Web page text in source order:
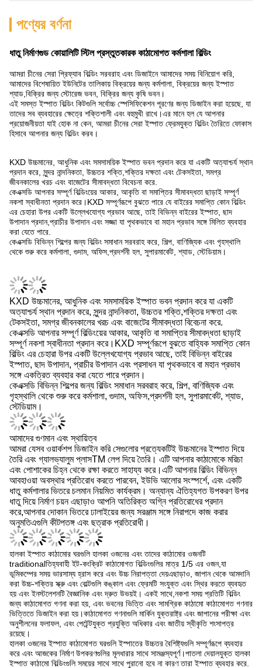
পণ্যের বর্ণনা
ধাতু নির্মাণগুড কোয়ালিটি স্টিল প্রস্তুতকারক কাঠামোগত কর্মশালা বিল্ডিং
আমরা চীনের সেরা প্রিফ্যাব বিল্ডিং সরবরাহ এবং ডিজাইনে আমাদের সময় বিনিয়োগ করি,
আমাদের বিশেষায়িত ইউনিটের তালিকায় বিক্রয়ের জন্য কর্মশালা, বিক্রয়ের জন্য ইস্পাত
শ্যাড,বিক্রির জন্য স্টোরেজ ভবন, বিক্রির জন্য কৃষি ভবন।
এই সমস্ত ইস্পাত বিল্ডিং কিটগুলি সর্বোচ্চ স্পেসিফিকেশন পূরণের জন্য ডিজাইন করা হয়েছে, যা
তাদের সব ব্যবহারের ক্ষেত্রে শক্তিশালী এবং বহুমুখী রাখে।এর মানে হল যে আপনার
প্রয়োজনীয়তা যাই হোক না কেন, আমরা চীনের সেরা ইস্পাত ফ্রেমযুক্ত বিল্ডিং তৈরিতে ফোকাস
হিসাবে আপনার জন্য বিল্ডিং করব।
KXD উচ্চমানের, আধুনিক এবং সমসাময়িক ইস্পাত ভবন প্রদান করে যা একটি অত্যাশ্চর্য স্থান
প্রদান করে, সুন্দর নান্দনিকতা, উচ্চতর শক্তি,শক্তির দক্ষতা এবং টেকসইতা, সমগ্র
জীবনকালের খরচ এবং বাজেটের সীমাবদ্ধতা বিবেচনা করে.
কেএক্সডি আপনার সম্পূর্ণ বিল্ডিংয়ের আকার, আকৃতি বা সমাপ্তির সীমাবদ্ধতা ছাড়াই সম্পূর্ণ
নকশা স্বাধীনতা প্রদান করে।KXD সম্পূর্ণরূপে বুঝতে পারে যে বাইরের সমাপ্তি কোন বিল্ডিং
এর চেহারা উপর একটি উল্লেখযোগ্য প্রভাব আছে, তাই বিভিন্ন বাইরের ইস্পাত, ছাদ
উপাদান প্রদান,প্রাচীর উপাদান এবং সজ্জা যা পৃথকভাবে বা মহান প্রভাব সঙ্গে মিলিত ব্যবহার
করা যেতে পারে.
কেএক্সডি বিভিন্ন শিল্পের জন্য বিল্ডিং সমাধান সরবরাহ করে, শিল্প, বাণিজ্যিক এবং গৃহস্থালি
থেকে শুরু করে কর্মশালা, গুদাম, অফিস,প্রদর্শনী হল, সুপারমার্কেট, শ্যাড, স্টেডিয়াম।
KXD উচ্চমানের, আধুনিক এবং সমসাময়িক ইস্পাত ভবন প্রদান করে যা একটি
অত্যাশ্চর্য স্থান প্রদান করে, সুন্দর নান্দনিকতা, উচ্চতর শক্তি,শক্তির দক্ষতা এবং
টেকসইতা, সমগ্র জীবনকালের খরচ এবং বাজেটের সীমাবদ্ধতা বিবেচনা করে.
কেএক্সডি আপনার সম্পূর্ণ বিল্ডিংয়ের আকার, আকৃতি বা সমাপ্তির সীমাবদ্ধতা ছাড়াই
সম্পূর্ণ নকশা স্বাধীনতা প্রদান করে।KXD সম্পূর্ণরূপে বুঝতে বাহ্যিক সমাপ্তি কোন
বিল্ডিং এর চেহারা উপর একটি উল্লেখযোগ্য প্রভাব আছে, তাই বিভিন্ন বাইরের
ইস্পাত, ছাদ উপাদান, প্রাচীর উপাদান এবং প্রসাধন যা পৃথকভাবে বা মহান প্রভাব
সঙ্গে একত্রিত ব্যবহার করা যেতে পারে প্রদান।
কেএক্সডি বিভিন্ন শিল্পের জন্য বিল্ডিং সমাধান সরবরাহ করে, শিল্প, বাণিজ্যিক এবং
গৃহস্থালি থেকে শুরু করে কর্মশালা, গুদাম, অফিস,প্রদর্শনী হল, সুপারমার্কেট, শ্যাড,
স্টেডিয়াম।
আমাদের গুণমান এবং স্থায়িত্ব
আমরা যেসব ওয়ার্কশপ ডিজাইন করি সেগুলোর প্রত্যেকটিই উচ্চমানের ইস্পাত দিয়ে
তৈরি এবং গ্যালভ্যালুম প্লাসTM লেপ দিয়ে তৈরি। এটি আপনার কাঠামোকে মরিচা
এবং পোশাকের চিহ্ন থেকে রক্ষা করতে সাহায্য করে।এটি আপনার বিল্ডিং বিভিন্ন
আবহাওয়া অবস্থার প্রতিরোধ করতে পারবেন, ইউভি আলোর সংস্পর্শে, এবং একটি
ধাতু কর্মশালার ভিতরে চলমান নিয়মিত কার্যক্রম। অন্যান্য ঐতিহ্যগত উপকরণ উপর
ধাতু দিয়ে নির্মাণ চয়ন এছাড়াও আপনি অতিরিক্ত অগ্নি প্রতিরোধের প্রদান
করে,আপনার দোকান ভিতরে ঢালাইয়ের জন্য সরঞ্জাম সঙ্গে নিরাপদে কাজ করার
অনুমতিএগুলি কীটপতঙ্গ এবং ছত্রাক প্রতিরোধী।
হালকা ইস্পাত কাঠামোর ঘরগুলি হালকা ওজনের এবং তাদের কাঠামোর ওজনটি
traditionalতিহ্যবাহী ইট-কংক্রিট কাঠামোগত বিল্ডিংগুলির মাত্র 1/5 এর ওজন,যা
ভূমিকম্পের সময় ভারসাম্য হ্রাস করে এবং উচ্চ নিরাপত্তা দেয়এছাড়াও, জাপান থেকে আমদানি
করা উচ্চ-শক্তির স্ক্রু এবং বোল্টগুলি কঙ্কাল এবং ফ্রেমটি সংযুক্ত এবং স্থির করতে ব্যবহৃত
হয় এবং ইনস্টলেশনটি বৈজ্ঞানিক এবং দ্রুত উভয়ই। একই সাথে,নকশা সময় প্রতিটি বিল্ডিং
জন্য কাঠামোগত গণনা করা হয়, এবং ভবনের ভিত্তি এবং সামগ্রিক কাঠামো কাঠামোগত গণনার
ভিত্তিতে ডিজাইন করা হয়।কাঠামোগত গণনাগুলি মার্কিন যুক্তরাষ্ট্র এবং জাপানের পরীক্ষা এবং
অনুশীলনের ফলাফল, এবং পেটেন্টযুক্ত প্রযুক্তি অধিকার এবং জাতীয় স্বীকৃতি শংসাপত্র
রয়েছে।
হালকা ওজনের ইস্পাত কাঠামোগত ঘরগুলি ইস্পাতের উচ্চতর বৈশিষ্ট্যগুলি সম্পূর্ণরূপে ব্যবহার
করে এবং আজকের নির্মাণ উপকরণগুলির মূলধারার সাথে সামঞ্জস্যপূর্ণ।পাতলা দেয়ালযুক্ত হালকা
ইস্পাত কাঠামো বিল্ডিংগুলি সময়ের সাথে সাথে পুরানো হবে না কারণ তারা ইস্পাত ব্যবহার করে.
এছাড়াও, 100% বর্জ্য ইস্পাত পুনর্ব্যবহার করা যেতে পারে। একই সময়ে, পাতলা দেয়ালযুক্ত
হালকা ইস্পাত কাঠামো বিল্ডিংগুলিও পুনর্ব্যবহৃত ইস্পাত ব্যবহার করতে পারে।